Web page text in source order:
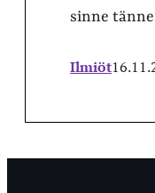
sinne
Ilmiöt